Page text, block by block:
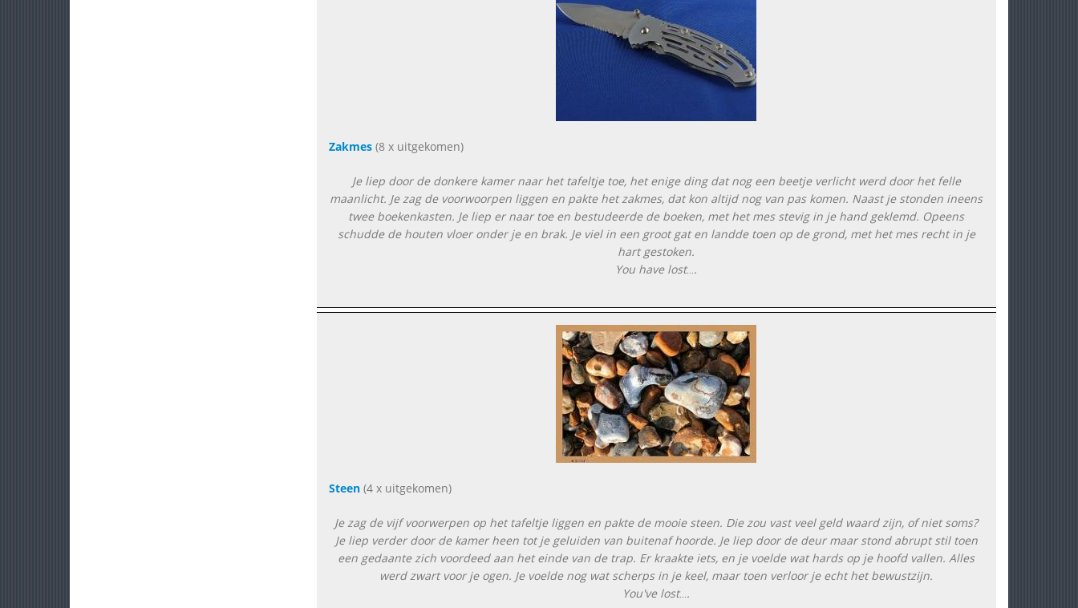
Zakmes(8 x uitgekomen)
Je liep door de donkere kamer naar het tafeltje toe, het enige ding dat nog een beetje verlicht werd door het felle
maanlicht. Je zag de voorwoorpen liggen en pakte het zakmes, dat kon altijd nog van pas komen. Naast je stonden ineens
twee boekenkasten. Je liep er naar toe en bestudeerde de boeken, met het mes stevig in je hand geklemd. Opeens
schudde de houten vloer onder je en brak. Je viel in een groot gat en landde toen op de grond, met het mes recht in je
hart gestoken.
You have lost....
Steen(4 x uitgekomen)
Je zag de vijf voorwerpen op het tafeltje liggen en pakte de mooie steen. Die zou vast veel geld waard zijn, of niet soms?
Je liep verder door de kamer heen tot je geluiden van buitenaf hoorde. Je liep door de deur maar stond abrupt stil toen
een gedaante zich voordeed aan het einde van de trap. Er kraakte iets, en je voelde wat hards op je hoofd vallen. Alles
werd zwart voor je ogen. Je voelde nog wat scherps in je keel, maar toen verloor je echt het bewustzijn.
You've lost....